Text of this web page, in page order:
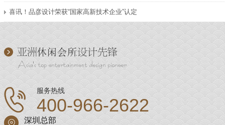
喜讯！品彦设计荣获“国家高新技术企业”认定
服务热线
400-966-2622
深圳总部